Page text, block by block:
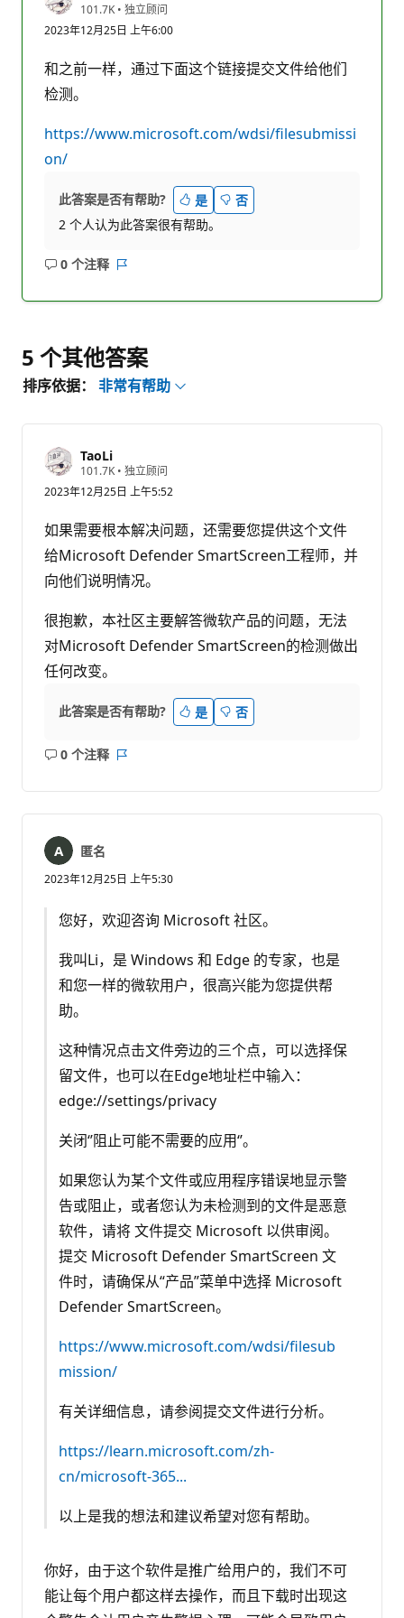
101.7K 信
誉
分
• 独立顾问
2023年12月25日 上午6:00
和之前一样，通过下面这个链接提交文件给他们
检测。
https://www.microsoft.com/wdsi/filesubmissi
on/
此答案是否有帮助? 是
否
2 个人认为此答案很有帮助。
0 个注释
无
5 个其他答案
排序依据： 非常有帮助
TaoLi
101.7K 信
誉
分
• 独立顾问
2023年12月25日 上午5:52
如果需要根本解决问题，还需要您提供这个文件
给Microsoft Defender SmartScreen工程师，并
向他们说明情况。
很抱歉，本社区主要解答微软产品的问题，无法
对Microsoft Defender SmartScreen的检测做出
任何改变。
此答案是否有帮助? 是 否
0 个注释
无
匿名
2023年12月25日 上午5:30
您好，欢迎咨询 Microsoft 社区。
我叫Li，是 Windows 和 Edge 的专家，也是
和您一样的微软用户，很高兴能为您提供帮
助。
这种情况点击文件旁边的三个点，可以选择保
留文件，也可以在Edge地址栏中输入：
edge://settings/privacy
关闭‘’阻止可能不需要的应用‘’。
如果您认为某个文件或应用程序错误地显示警
告或阻止，或者您认为未检测到的文件是恶意
软件，请将 文件提交 Microsoft 以供审阅。
提交 Microsoft Defender SmartScreen 文
件时，请确保从“产品”菜单中选择 Microsoft
Defender SmartScreen。
https://www.microsoft.com/wdsi/filesub
mission/
有关详细信息，请参阅提交文件进行分析。
https://learn.microsoft.com/zh-
cn/microsoft-365...
以上是我的想法和建议希望对您有帮助。
你好，由于这个软件是推广给用户的，我们不可
能让每个用户都这样去操作，而且下载时出现这